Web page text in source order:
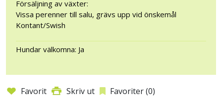
Försäljning av växter:
Vissa perenner till salu, grävs upp vid önskemål
Kontant/Swish
Hundar välkomna: Ja
Favorit Skriv ut Favoriter (0)